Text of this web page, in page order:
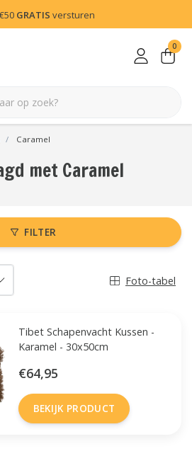
€50 GRATIS versturen
0
Caramel
met Caramel
FILTER
Foto-tabel
Tibet Schapenvacht Kussen -
Karamel - 30x50cm
€64,95
BEKIJK PRODUCT